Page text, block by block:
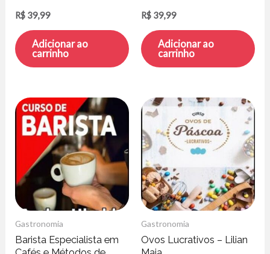
R$ 39,99
Adicionar ao
carrinho
Carol Costa
R$ 39,99
Adicionar ao
carrinho
Gastronomia
Barista Especialista em
Gastronomia
Ovos Lucrativos – Lilian